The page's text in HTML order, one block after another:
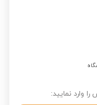
وارد نمایید: